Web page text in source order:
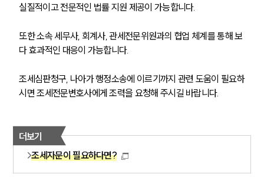
실질적이고 전문적인 법률 지원 제공이 가능합니다.
또한 소속 세무사, 회계사, 관세전문위원과의 협업 체계를 통해 보
다 효과적인 대응이 가능합니다.
조세심판청구, 나아가 행정소송에 이르기까지 관련 도움이 필요하
시면 조세전문변호사에게 조력을 요청해 주시길 바랍니다.
더보기
조세자문이 필요하다면?